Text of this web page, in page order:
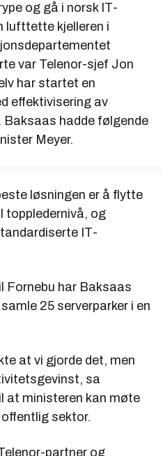
og gå i norsk IT-
lufttette kjelleren i
var Telenor-sjef Jon
har startet en
effektivisering av
hadde følgende
Meyer.
løsningen er å flytte
toppledernivå, og
IT-
Fornebu har Baksaas
25 serverparker i en
at vi gjorde det, men
sa
at ministeren kan møte
sektor.
partner og